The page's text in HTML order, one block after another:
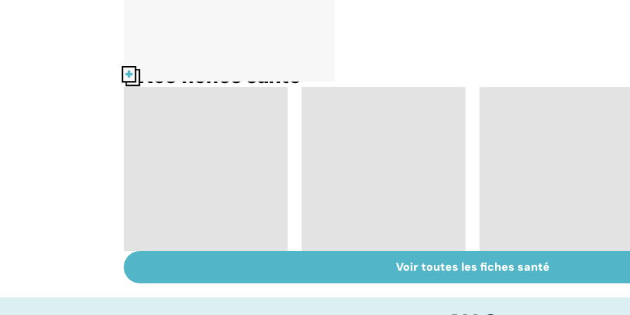
Nos fiches santé
bonnes résolutions
Acupuncture :
comment est-elle
Les méthodes qui
fonctionnent
Voir toutes les fiches santé